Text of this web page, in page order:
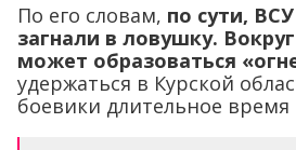
По его словам, по сути,
загнали в ловушку.
может образоваться
удержаться в Курской
боевики длительное время